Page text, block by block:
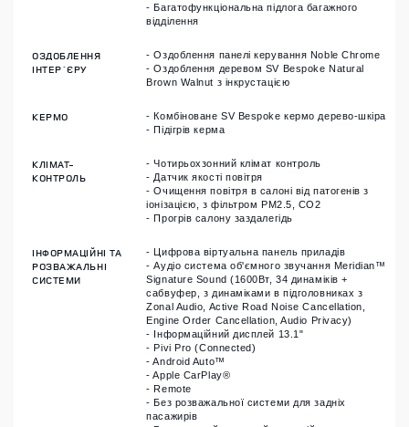
- Багатофункціональна підлога багажного
відділення
ОЗДОБЛЕННЯ
ІНТЕР`ЄРУ
- Оздоблення панелі керування Noble Chrome
- Оздоблення деревом SV Bespoke Natural
Brown Walnut з інкрустацією
КЕРМО
- Комбіноване SV Bespoke кермо дерево-шкіра
- Підігрів керма
КЛІМАТ-
КОНТРОЛЬ
- Чотирьохзонний клімат контроль
- Датчик якості повітря
- Очищення повітря в салоні від патогенів з
іонізацією, з фільтром PM2.5, CO2
- Прогрів салону заздалегідь
ІНФОРМАЦІЙНІ ТА
РОЗВАЖАЛЬНІ
СИСТЕМИ
- Цифрова віртуальна панель приладів
- Аудіо система об'ємного звучання Meridian™
Signature Sound (1600Вт, 34 динаміків +
сабвуфер, з динаміками в підголовниках з
Zonal Audio, Active Road Noise Cancellation,
Engine Order Cancellation, Audio Privacy)
- Інформаційний дисплей 13.1"
- Pivi Pro (Connected)
- Android Auto™
- Apple CarPlay®
- Remote
- Без розважальної системи для задніх
пасажирів